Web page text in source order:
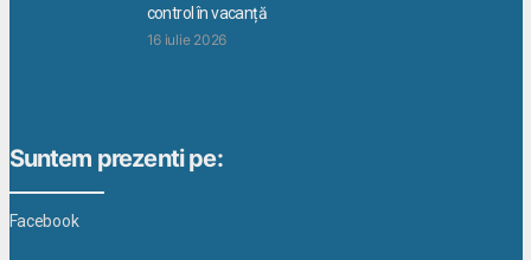
control în vacanță
16 iulie 2026
Suntem prezenti pe:
Facebook